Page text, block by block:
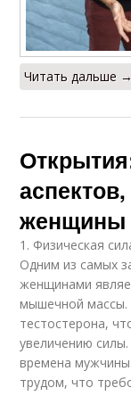
Читать дальше →
женщины
1. Физическая
Одним из самых
женщинами
мышечной массы.
тестостерона,
увеличению
времена
трудом, что